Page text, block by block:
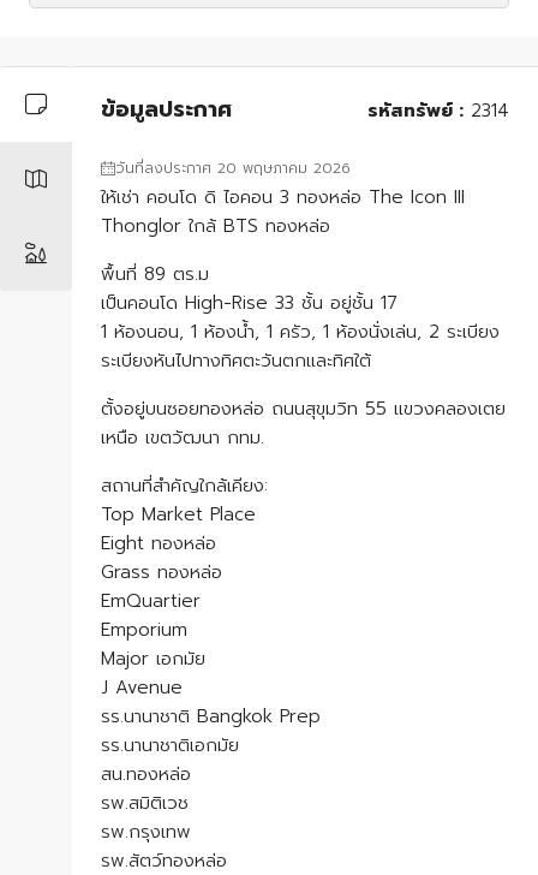
ข้อมูลประกาศ รหัสทรัพย์ : 2314
วันที่ลงประกาศ 20 พฤษภาคม 2026
ให้เช่า คอนโด ดิ ไอคอน 3 ทองหล่อ The Icon III
Thonglor ใกล้ BTS ทองหล่อ
พื้นที่ 89 ตร.ม
เป็นคอนโด High-Rise 33 ชั้น อยู่ชั้น 17
1 ห้องนอน, 1 ห้องน้ำ, 1 ครัว, 1 ห้องนั่งเล่น, 2 ระเบียง
ระเบียงหันไปทางทิศตะวันตกและทิศใต้
ตั้งอยู่บนซอยทองหล่อ ถนนสุขุมวิท 55 แขวงคลองเตย
เหนือ เขตวัฒนา กทม.
สถานที่สำคัญใกล้เคียง:
Top Market Place
Eight ทองหล่อ
Grass ทองหล่อ
EmQuartier
Emporium
Major เอกมัย
J Avenue
รร.นานาชาติ Bangkok Prep
รร.นานาชาติเอกมัย
สน.ทองหล่อ
รพ.สมิติเวช
รพ.กรุงเทพ
รพ.สัตว์ทองหล่อ